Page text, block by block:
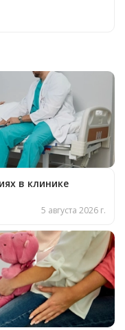
в клинике
5 августа 2026 г.